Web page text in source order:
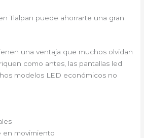
Tlalpan puede ahorrarte una gran
una ventaja que muchos olvidan
como antes, las pantallas led
modelos LED económicos no
en movimiento